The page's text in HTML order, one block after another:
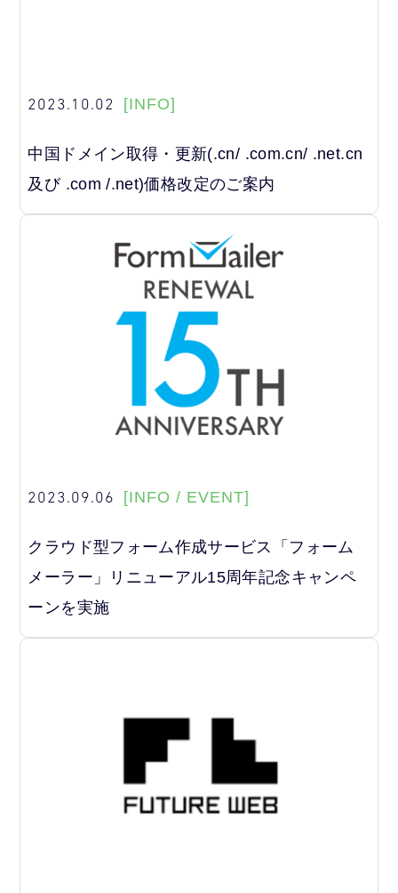
2023.10.02 [INFO]
中国ドメイン取得・更新(.cn/ .com.cn/ .net.cn
及び .com /.net)価格改定のご案内
2023.09.06 [INFO / EVENT]
クラウド型フォーム作成サービス「フォーム
メーラー」リニューアル15周年記念キャンペ
ーンを実施